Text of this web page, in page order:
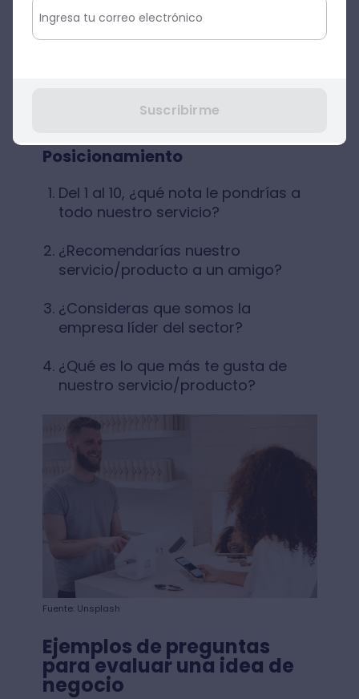
¿Nuestro proceso de compra online
inconveniente con un pedido?
Posicionamiento
Del 1 al 10, ¿qué nota le pondrías a
todo nuestro servicio?
¿Recomendarías nuestro
servicio/producto a un amigo?
¿Consideras que somos la
empresa líder del sector?
¿Qué es lo que más te gusta de
nuestro servicio/producto?
Fuente: Unsplash
Ejemplos de preguntas
para evaluar una idea de
negocio
Suscribirme